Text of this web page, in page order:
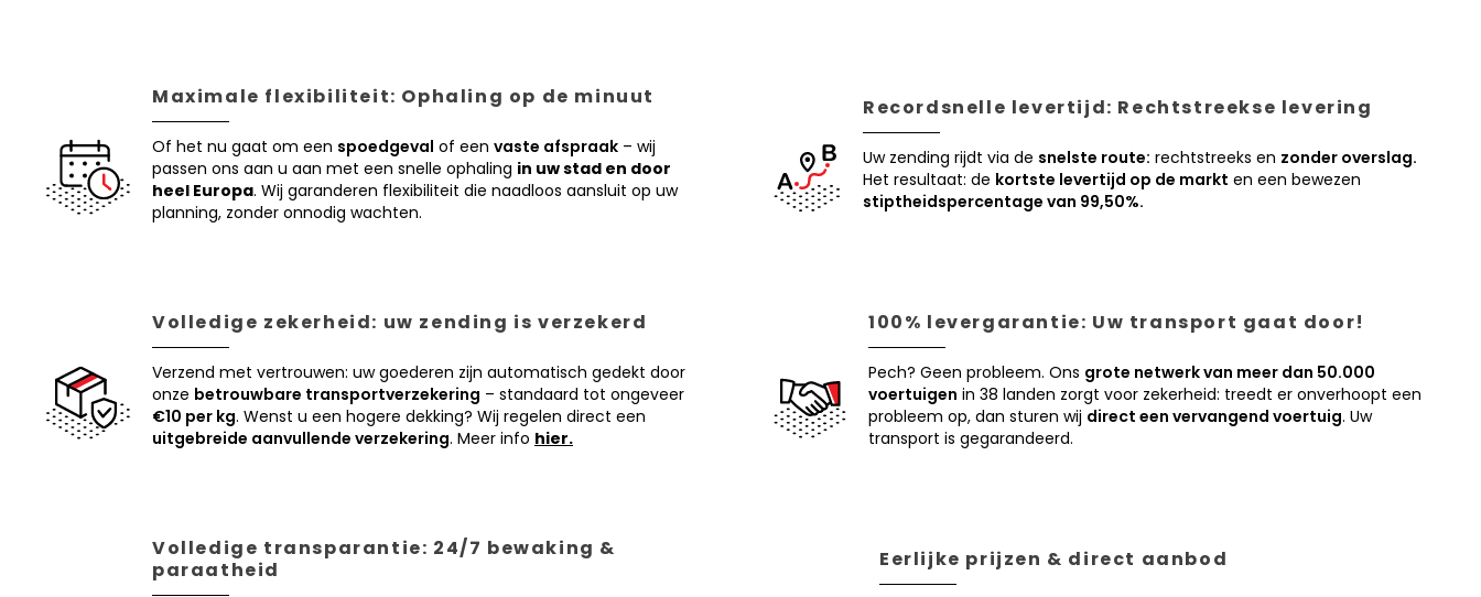
Maximale flexibiliteit: Ophaling op de minuut
Of het nu gaat om een spoedgeval of een vaste afspraak – wij
passen ons aan u aan met een snelle ophaling in uw stad en door
heel Europa. Wij garanderen flexibiliteit die naadloos aansluit op uw
planning, zonder onnodig wachten.
Recordsnelle levertijd: Rechtstreekse levering
Uw zending rijdt via de snelste route: rechtstreeks en zonder overslag.
Het resultaat: de kortste levertijd op de markt en een bewezen
stiptheidspercentage van 99,50%.
Volledige zekerheid: uw zending is verzekerd
Verzend met vertrouwen: uw goederen zijn automatisch gedekt door
onze betrouwbare transportverzekering – standaard tot ongeveer
€10 per kg. Wenst u een hogere dekking? Wij regelen direct een
uitgebreide aanvullende verzekering. Meer info hier.
100% levergarantie: Uw transport gaat door!
Pech? Geen probleem. Ons grote netwerk van meer dan 50.000
voertuigen in 38 landen zorgt voor zekerheid: treedt er onverhoopt een
probleem op, dan sturen wij direct een vervangend voertuig. Uw
transport is gegarandeerd.
Volledige transparantie: 24/7 bewaking &
paraatheid
Eerlijke prijzen & direct aanbod